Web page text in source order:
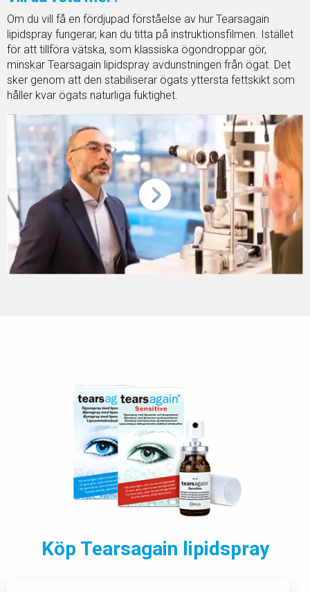
Om du vill få en fördjupad förståelse av hur Tearsagain
lipidspray fungerar, kan du titta på instruktionsfilmen. Istället
för att tillföra vätska, som klassiska ögondroppar gör,
minskar Tearsagain lipidspray avdunstningen från ögat. Det
sker genom att den stabiliserar ögats yttersta fettskikt som
håller kvar ögats naturliga fuktighet.
Köp Tearsagain lipidspray